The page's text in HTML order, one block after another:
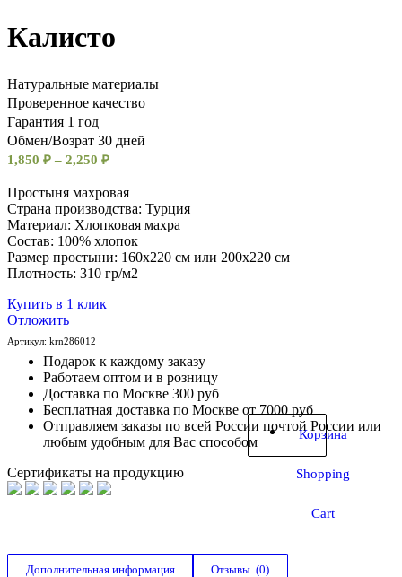
Корзина
Shopping
Cart
Калисто
Натуральные материалы
Проверенное качество
Гарантия 1 год
Обмен/Возрат 30 дней
1,850 ₽ – 2,250 ₽
Простыня махровая
Страна производства: Турция
Материал: Хлопковая махра
Состав: 100% хлопок
Размер простыни: 160х220 см или 200х220 см
Плотность: 310 гр/м2
Купить в 1 клик
Отложить
Артикул: krn286012
Подарок к каждому заказу
Работаем оптом и в розницу
Доставка по Москве 300 руб
Бесплатная доставка по Москве от 7000 руб
Отправляем заказы по всей России почтой России или
любым удобным для Вас способом
Сертификаты на продукцию
Дополнительная информация Отзывы  (0)